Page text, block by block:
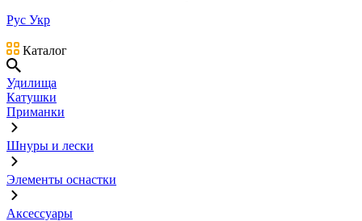
Рус Укр
Каталог
Удилища
Катушки
Приманки
Шнуры и лески
Элементы оснастки
Аксессуары